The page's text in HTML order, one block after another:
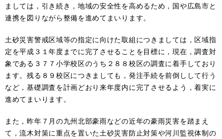
ましては，引き続き，地域の安全性を高めるため，国や広島市と
連携を図りながら整備を進めてまいります。
土砂災害警戒区域等の指定に向けた取組につきましては，区域指
定を平成３１年度までに完了させることを目標に，現在，調査対
象である３７７小学校区のうち２８８校区の調査に着手しており
ます。残る８９校区につきましても，発注手続を前倒しして行う
など，基礎調査を計画どおり来年度内に完了させるよう，着実に
進めてまいります。
また，昨年７月の九州北部豪雨などの近年の豪雨災害を踏まえ
て，流木対策に重点を置いた土砂災害防止対策や河川監視体制の